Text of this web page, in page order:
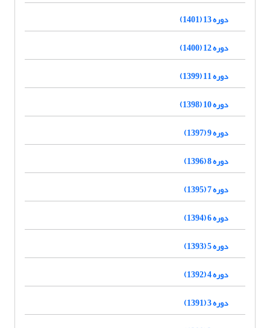
دوره 13 (1401)
دوره 12 (1400)
دوره 11 (1399)
دوره 10 (1398)
دوره 9 (1397)
دوره 8 (1396)
دوره 7 (1395)
دوره 6 (1394)
دوره 5 (1393)
دوره 4 (1392)
دوره 3 (1391)